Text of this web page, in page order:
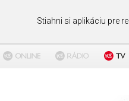
Stiahni si aplikáciu pre